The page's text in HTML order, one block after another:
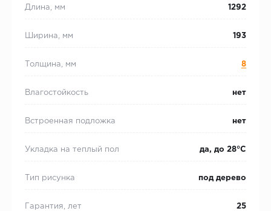
Длина, мм 1292
Ширина, мм 193
Толщина, мм 8
Влагостойкость нет
Встроенная подложка нет
Укладка на теплый пол да, до 28°С
Тип рисунка под дерево
Гарантия, лет 25